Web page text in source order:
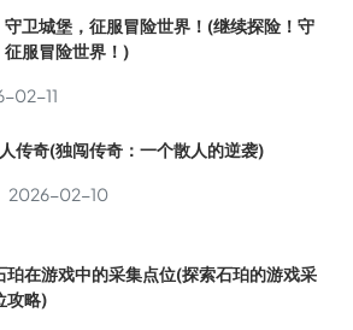
守卫城堡，征服冒险世界！(继续探险！守
征服冒险世界！)
02-11
传奇(独闯传奇：一个散人的逆袭)
2026-02-10
珀在游戏中的采集点位(探索石珀的游戏采
攻略)